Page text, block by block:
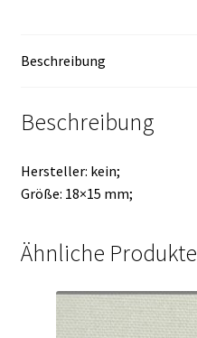
Beschreibung
Beschreibung
Hersteller: kein;
Größe: 18×15 mm;
Ähnliche Produkte